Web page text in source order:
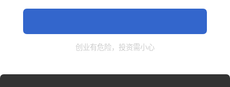
创业有危险，投资需小心